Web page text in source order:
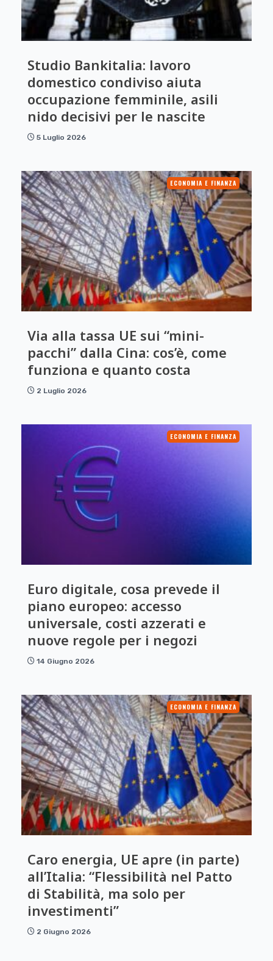
Studio Bankitalia: lavoro
domestico condiviso aiuta
occupazione femminile, asili
nido decisivi per le nascite
5 Luglio 2026
ECONOMIA E FINANZA
Via alla tassa UE sui “mini-
pacchi” dalla Cina: cos’è, come
funziona e quanto costa
2 Luglio 2026
ECONOMIA E FINANZA
Euro digitale, cosa prevede il
piano europeo: accesso
universale, costi azzerati e
nuove regole per i negozi
14 Giugno 2026
ECONOMIA E FINANZA
Caro energia, UE apre (in parte)
all’Italia: “Flessibilità nel Patto
di Stabilità, ma solo per
investimenti”
2 Giugno 2026